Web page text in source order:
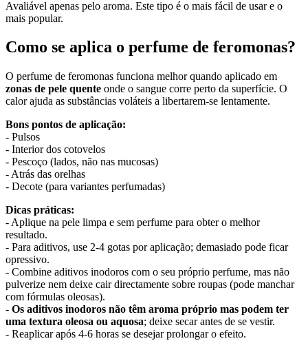
Avaliável apenas pelo aroma. Este tipo é o mais fácil de usar e o
mais popular.
Como se aplica o perfume de feromonas?
O perfume de feromonas funciona melhor quando aplicado em
zonas de pele quente onde o sangue corre perto da superfície. O
calor ajuda as substâncias voláteis a libertarem-se lentamente.
Bons pontos de aplicação:
- Pulsos
- Interior dos cotovelos
- Pescoço (lados, não nas mucosas)
- Atrás das orelhas
- Decote (para variantes perfumadas)
Dicas práticas:
- Aplique na pele limpa e sem perfume para obter o melhor
resultado.
- Para aditivos, use 2-4 gotas por aplicação; demasiado pode ficar
opressivo.
- Combine aditivos inodoros com o seu próprio perfume, mas não
pulverize nem deixe cair directamente sobre roupas (pode manchar
com fórmulas oleosas).
- Os aditivos inodoros não têm aroma próprio mas podem ter
uma textura oleosa ou aquosa; deixe secar antes de se vestir.
- Reaplicar após 4-6 horas se desejar prolongar o efeito.